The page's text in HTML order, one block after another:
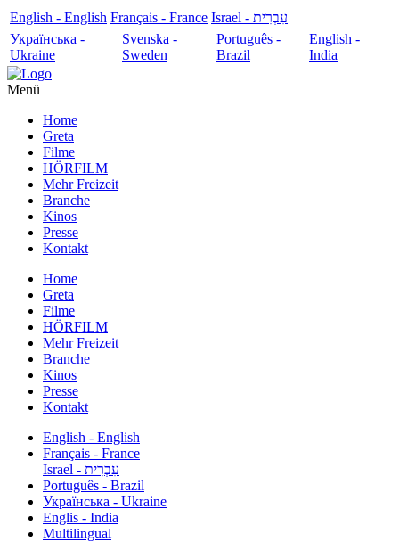
English - English Français - France
עִבְרִית - Israel
Українська -
Ukraine
Svenska -
Sweden
Português -
Brazil
English -
India
Menü
Home
Greta
Filme
HÖRFILM
Mehr Freizeit
Branche
Kinos
Presse
Kontakt
Home
Greta
Filme
HÖRFILM
Mehr Freizeit
Branche
Kinos
Presse
Kontakt
English - English
Français - France
עִבְרִית - Israel
Português - Brazil
Українська - Ukraine
Englis - India
Multilingual